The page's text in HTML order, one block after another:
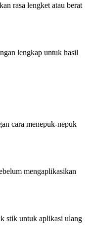
rasa lengket atau berat
lengkap untuk hasil
cara menepuk-nepuk
mengaplikasikan
stik untuk aplikasi ulang